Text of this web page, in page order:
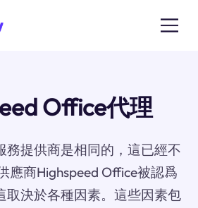
Office代理
務提供商是相同的，這已經不
應商Highspeed Office被認爲
取決於各種因素。這些因素包